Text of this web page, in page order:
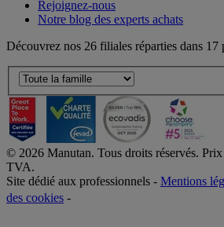
Rejoignez-nous
Notre blog des experts achats
Découvrez nos 26 filiales réparties dans 17
© 2026 Manutan. Tous droits réservés.
TVA.
Site dédié aux professionnels - Mentions
des cookies -